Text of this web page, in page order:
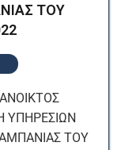
ΤΟΥ
ΥΠΗΡΕΣΙΩΝ
ΤΟΥ